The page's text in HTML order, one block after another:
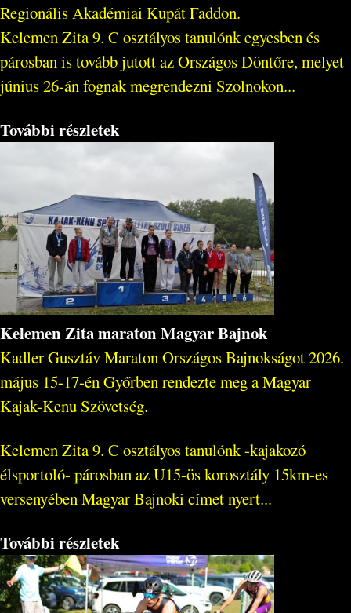
Regionális Akadémiai Kupát Faddon.
Kelemen Zita 9. C osztályos tanulónk egyesben és
párosban is tovább jutott az Országos Döntőre, melyet
június 26-án fognak megrendezni Szolnokon...
További részletek
Kelemen Zita maraton Magyar Bajnok
Kadler Gusztáv Maraton Országos Bajnokságot 2026.
május 15-17-én Győrben rendezte meg a Magyar
Kajak-Kenu Szövetség.
Kelemen Zita 9. C osztályos tanulónk -kajakozó
élsportoló- párosban az U15-ös korosztály 15km-es
versenyében Magyar Bajnoki címet nyert...
További részletek